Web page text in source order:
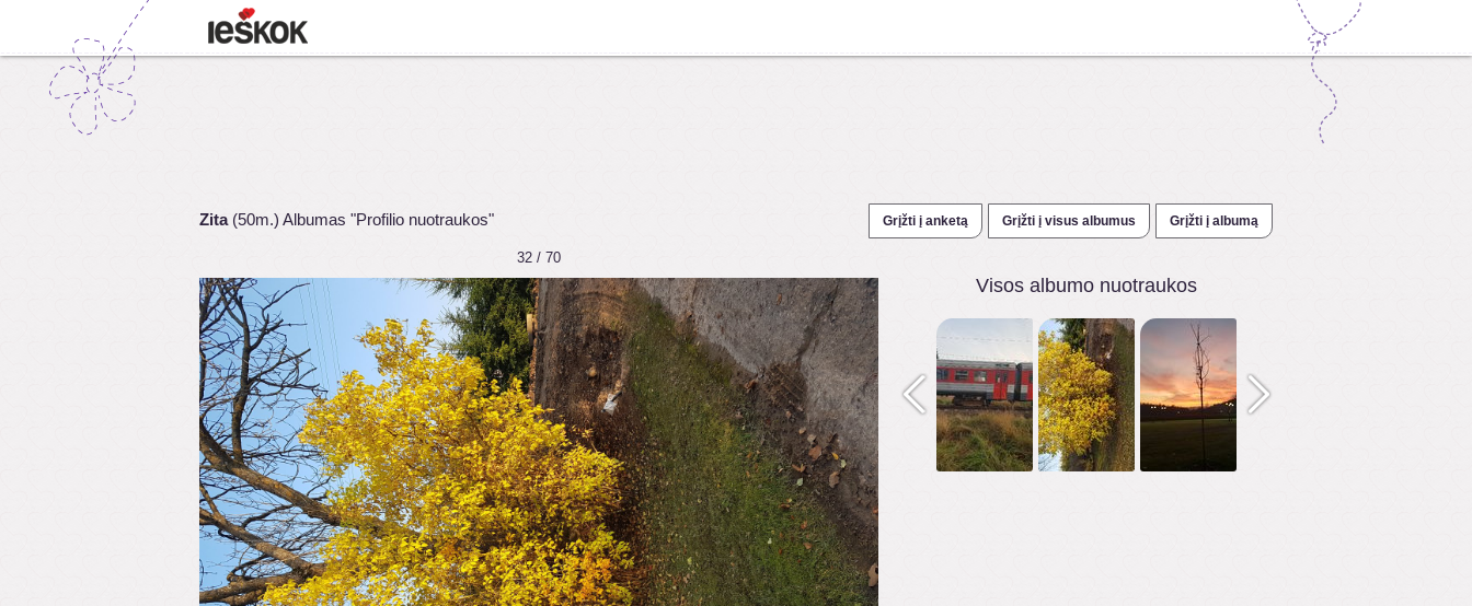
Zita(50m.) Albumas "Profilio nuotraukos" Grįžti į anketą Grįžti į visus albumus Grįžti į albumą
32 / 70
Visos albumo nuotraukos